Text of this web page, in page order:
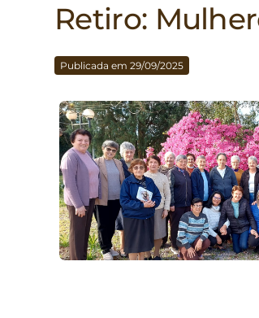
Retiro:
Publicada em 29/09/2025